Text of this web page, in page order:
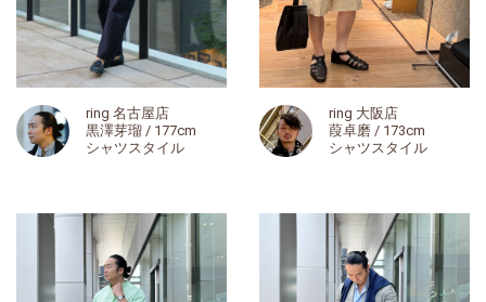
ring 名古屋店
黒澤芽瑠 / 177cm
シャツスタイル
ring 大阪店
葭卓磨 / 173cm
シャツスタイル